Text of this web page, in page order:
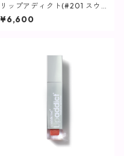
リップアディクト(#201 スウ
ィートナッシング) / 7ml【唇
用美容液】
¥6,600